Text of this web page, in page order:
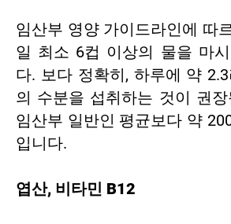
임산부 영양 가이드라인에 따
일 최소 6컵 이상의 물을 마
다. 보다 정확히, 하루에 약
의 수분을 섭취하는 것이 권장
임산부 일반인 평균보다 약
입니다.
엽산, 비타민 B12